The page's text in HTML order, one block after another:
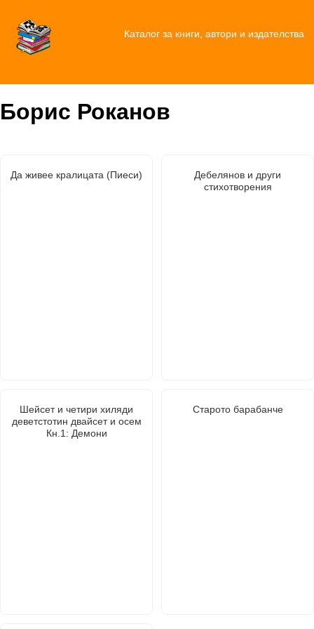
Каталог за книги, автори и издателства
Борис Роканов
Да живее кралицата (Пиеси)
Дебелянов и други
стихотворения
Шейсет и четири хиляди
деветстотин двайсет и осем
Кн.1: Демони
Старото барабанче